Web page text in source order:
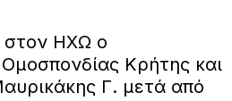
στον ΗΧΩ ο
Κρήτης και
Γ. μετά από